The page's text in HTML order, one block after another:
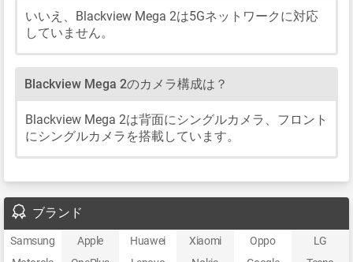
いいえ、Blackview Mega 2は5Gネットワークに対応
していません。
Blackview Mega 2のカメラ構成は？
Blackview Mega 2は背面にシングルカメラ、フロント
にシングルカメラを搭載しています。
ブランド
Samsung Apple Huawei Xiaomi Oppo
LG